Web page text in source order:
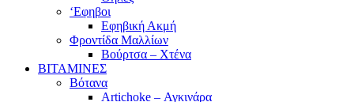
‘Εφηβοι
Εφηβική Ακμή
Φροντίδα Μαλλίων
Βούρτσα – Χτένα
ΒΙΤΑΜΙΝΕΣ
Βότανα
Artichoke – Αγκινάρα